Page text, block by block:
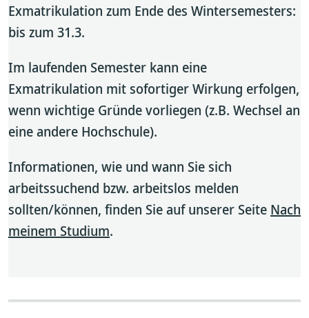
Exmatrikulation zum Ende des Wintersemesters:
bis zum 31.3.
Im laufenden Semester kann eine
Exmatrikulation mit sofortiger Wirkung erfolgen,
wenn wichtige Gründe vorliegen (z.B. Wechsel an
eine andere Hochschule).
Informationen, wie und wann Sie sich
arbeitssuchend bzw. arbeitslos melden
sollten/können, finden Sie auf unserer Seite Nach
meinem Studium.